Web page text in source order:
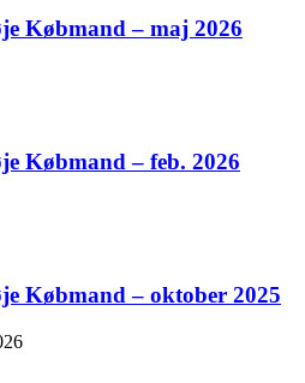
Købmand – maj 2026
Købmand – feb. 2026
Købmand – oktober 2025